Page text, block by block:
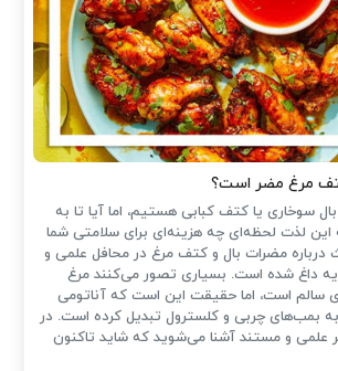
مرغ مضر است؟
سوخاری یا کتف کبابی هستیم، اما آیا تا به
این لذت لحظه‌ای چه هزینه‌ای برای سلامتی شما
درباره مضرات بال و کتف مرغ در محافل علمی و
داغ شده است. بسیاری تصور می‌کنند مرغ
سالم است، اما حقیقت این است که آناتومی
به بمب‌های چربی و کلسترول تبدیل کرده است. در
با ۵ خطر علمی و مستند آشنا می‌شوید که شاید تاکنون